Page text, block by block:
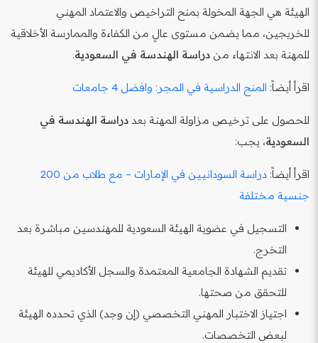
الهيئة هي الجهة المخولة بمنح التراخيص والاعتماد المهني
للخريجين، مما يضمن مستوى عالٍ من الكفاءة والممارسة الأخلاقية
للمهنة بعد الانتهاء من دراسة الهندسة في السعودية.
اقرأ أيضاً: المنح الدراسية في المجر: وافضل 4 جامعات
للحصول على ترخيص مزاولة المهنة بعد دراسة الهندسة في
السعودية، يجب:
اقرأ أيضاً:
دراسة السودانيين في الإمارات – مع طلاب من 200
جنسية مختلفة
التسجيل في عضوية الهيئة السعودية للمهندسين مباشرة بعد
التخرج.
تقديم الشهادة الجامعية المعتمدة والسجل الأكاديمي للهيئة
للتحقق من صحتها.
اجتياز الاختبار المهني التخصصي (إن وجد) الذي تحدده الهيئة
لبعض التخصصات.